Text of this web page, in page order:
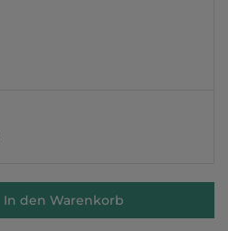
In den Warenkorb